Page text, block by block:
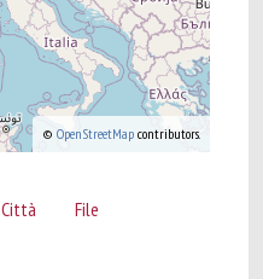
© OpenStreetMap contributors.
Città File